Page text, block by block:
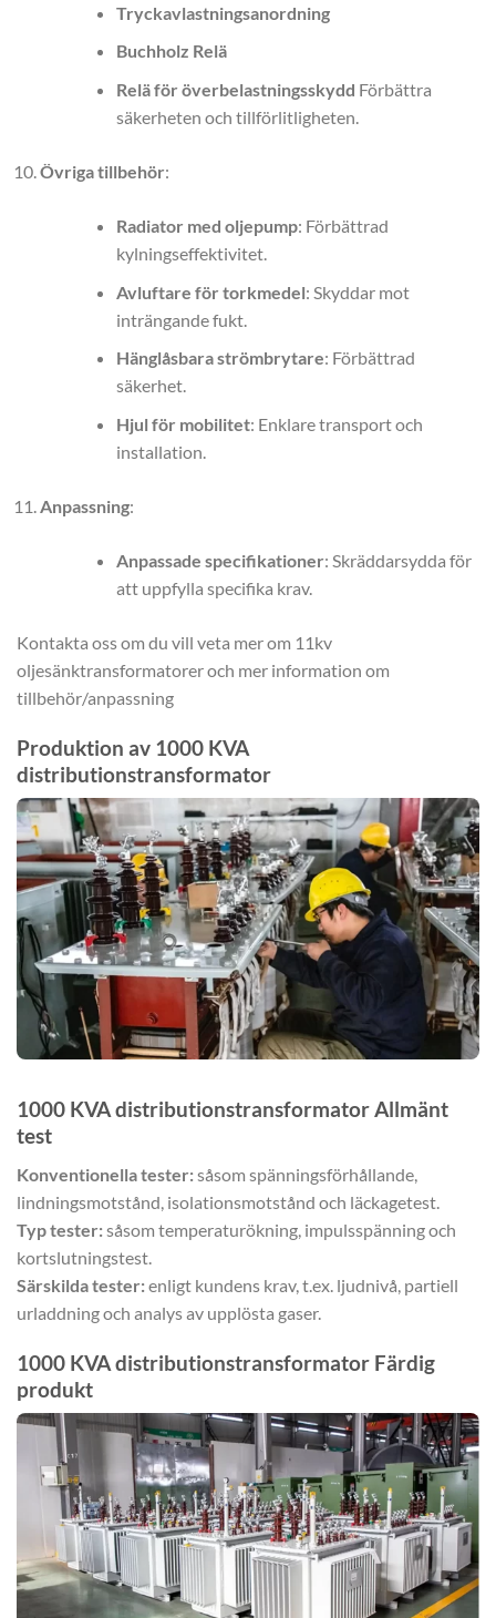
Tryckavlastningsanordning
Buchholz Relä
Relä för överbelastningsskydd Förbättra
säkerheten och tillförlitligheten.
Övriga tillbehör:
Radiator med oljepump: Förbättrad
kylningseffektivitet.
Avluftare för torkmedel: Skyddar mot
inträngande fukt.
Hänglåsbara strömbrytare: Förbättrad
säkerhet.
Hjul för mobilitet: Enklare transport och
installation.
Anpassning:
Anpassade specifikationer: Skräddarsydda för
att uppfylla specifika krav.
Kontakta oss om du vill veta mer om 11kv
oljesänktransformatorer och mer information om
tillbehör/anpassning
Produktion av 1000 KVA
distributionstransformator
1000 KVA distributionstransformator Allmänt
test
Konventionella tester:såsom spänningsförhållande,
lindningsmotstånd, isolationsmotstånd och läckagetest.
Typ tester:såsom temperaturökning, impulsspänning och
kortslutningstest.
Särskilda tester:enligt kundens krav, t.ex. ljudnivå, partiell
urladdning och analys av upplösta gaser.
1000 KVA distributionstransformator Färdig
produkt